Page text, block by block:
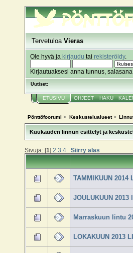
TervetuloaVieras
Ole hyvä ja kirjaudu tai rekisteröidy.
Kirjautuaksesi anna tunnus,
Uutiset:
ETUSIVU OHJEET HAKU
Pönttöfoorumi > Keskustelualueet>
Kuukauden linnun esittelyt ja
Sivuja: [1] 2 3 4
Siirry alas
TAMMIKUUN 2014
JOULUKUUN
Marraskuun lintu
LOKAKUUN 2013